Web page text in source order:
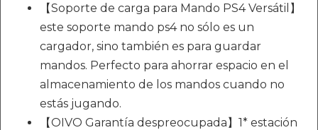
【Soporte de carga para Mando PS4 Versátil】
este soporte mando ps4 no sólo es un
cargador, sino también es para guardar
mandos. Perfecto para ahorrar espacio en el
almacenamiento de los mandos cuando no
estás jugando.
【OIVO Garantía despreocupada】1* estación